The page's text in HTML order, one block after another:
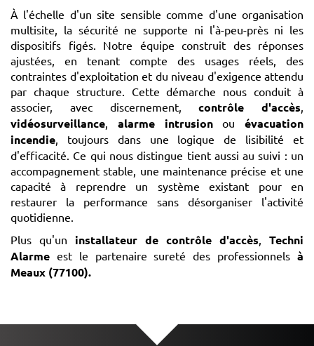
À l'échelle d'un site sensible comme d'une organisation
multisite, la sécurité ne supporte ni l'à-peu-près ni les
dispositifs figés. Notre équipe construit des réponses
ajustées, en tenant compte des usages réels, des
contraintes d'exploitation et du niveau d'exigence attendu
par chaque structure. Cette démarche nous conduit à
associer, avec discernement,contrôle d'accès,
vidéosurveillance, alarme intrusionou évacuation
incendie, toujours dans une logique de lisibilité et
d'efficacité. Ce qui nous distingue tient aussi au suivi : un
accompagnement stable, une maintenance précise et une
capacité à reprendre un système existant pour en
restaurer la performance sans désorganiser l'activité
quotidienne.
Plus qu'un installateur de contrôle d'accès, Techni
Alarme est le partenaire sureté des professionnels à
Meaux (77100).